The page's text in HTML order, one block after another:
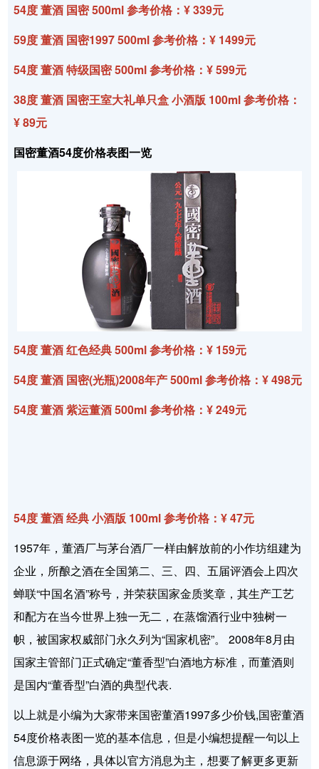
54度 董酒 国密 500ml 参考价格：¥ 339元
59度 董酒 国密1997 500ml 参考价格：¥ 1499元
54度 董酒 特级国密 500ml 参考价格：¥ 599元
38度 董酒 国密王室大礼单只盒 小酒版 100ml 参考价格：
¥ 89元
国密董酒54度价格表图一览
54度 董酒 红色经典 500ml 参考价格：¥ 159元
54度 董酒 国密(光瓶)2008年产 500ml 参考价格：¥ 498元
54度 董酒 紫运董酒 500ml 参考价格：¥ 249元
54度 董酒 经典 小酒版 100ml 参考价格：¥ 47元
1957年，董酒厂与茅台酒厂一样由解放前的小作坊组建为
企业，所酿之酒在全国第二、三、四、五届评酒会上四次
蝉联“中国名酒”称号，并荣获国家金质奖章，其生产工艺
和配方在当今世界上独一无二，在蒸馏酒行业中独树一
帜，被国家权威部门永久列为“国家机密”。 2008年8月由
国家主管部门正式确定“董香型”白酒地方标准，而董酒则
是国内“董香型”白酒的典型代表.
以上就是小编为大家带来国密董酒1997多少价钱,国密董酒
54度价格表图一览的基本信息，但是小编想提醒一句以上
信息源于网络，具体以官方消息为主，想要了解更多更新